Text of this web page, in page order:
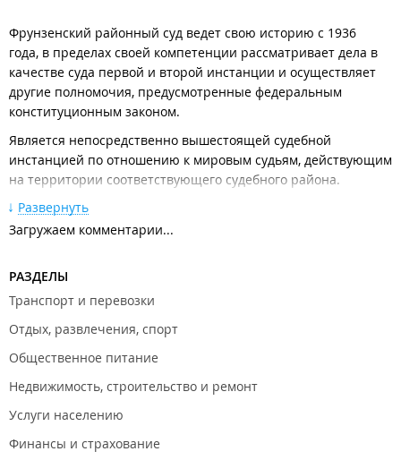
Фрунзенский районный суд ведет свою историю с 1936
года, в пределах своей компетенции рассматривает дела в
качестве суда первой и второй инстанции и осуществляет
другие полномочия, предусмотренные федеральным
конституционным законом.
Является непосредственно вышестоящей судебной
инстанцией по отношению к мировым судьям, действующим
на территории соответствующего судебного района.
Полномочия, порядок образования и деятельности
районного суда устанавливаются федеральным
Состав суда:
председатель суда;
судьи;
администратор;
начальник отдела делопроизводства;
заместитель начальника отдела делопроизводства по
уголовным делам;
заместитель начальника отдела делопроизводства по
Развернуть
Загружаем комментарии...
РАЗДЕЛЫ
Транспорт и перевозки
Отдых, развлечения, спорт
Общественное питание
Недвижимость, строительство и ремонт
Услуги населению
Финансы и страхование